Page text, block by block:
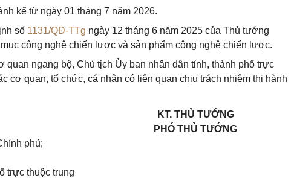
kể từ ngày 01 tháng 7 năm 2026.
số 1131/QĐ-TTg ngày 12 tháng 6 năm 2025 của Thủ tướng
công nghệ chiến lược và sản phẩm công nghệ chiến lược.
ngang bộ, Chủ tịch Ủy ban nhân dân tỉnh, thành phố trực
cơ quan, tổ chức, cá nhân có liên quan chịu trách nhiệm thi hành
phủ;
trực thuộc trung
KT. THỦ TƯỚNG
PHÓ THỦ TƯỚNG